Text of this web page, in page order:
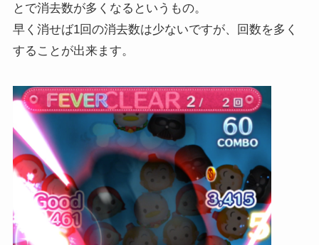
とで消去数が多くなるというもの。
早く消せば1回の消去数は少ないですが、回数を多く
することが出来ます。